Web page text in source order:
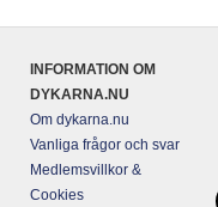
INFORMATION OM
DYKARNA.NU
Om dykarna.nu
Vanliga frågor och svar
Medlemsvillkor &
Cookies